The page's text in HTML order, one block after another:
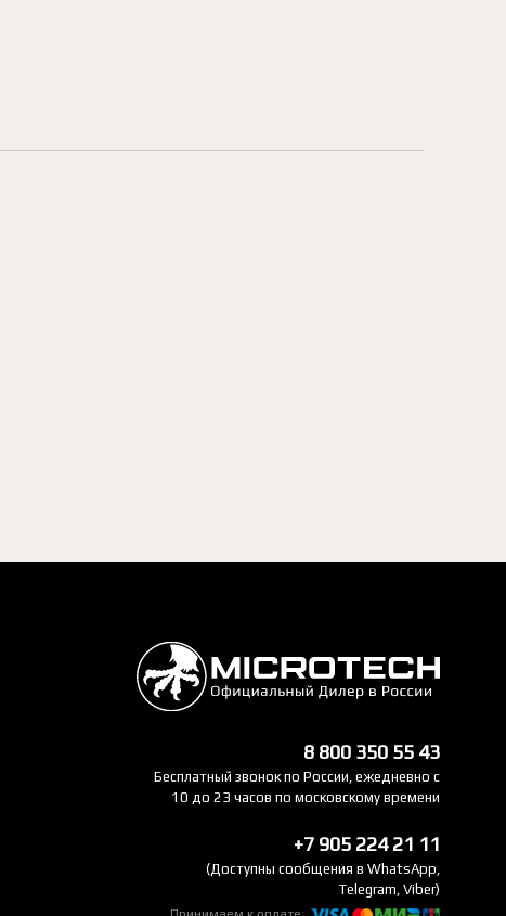
8 800 350 55 43
Бесплатный звонок по России, ежедневно с
10 до 23 часов по московскому времени
+7 905 224 21 11
(Доступны сообщения в WhatsApp,
Telegram, Viber)